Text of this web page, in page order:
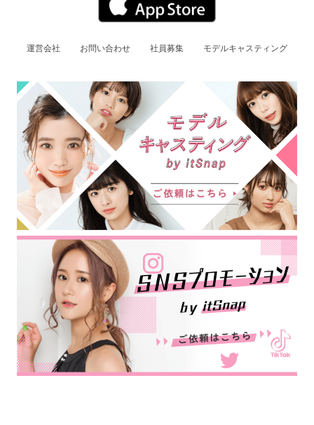
運営会社 お問い合わせ 社員募集 モデルキャスティング